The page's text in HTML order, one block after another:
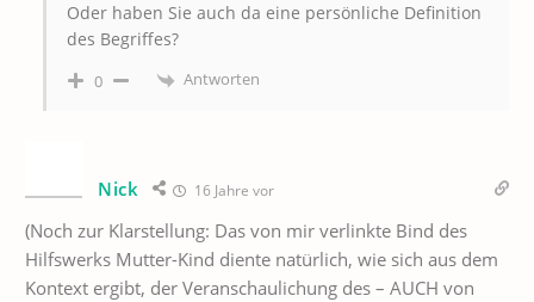
Oder haben Sie auch da eine persönliche Definition
des Begriffes?
0 Antworten
Nick 16 Jahre vor
(Noch zur Klarstellung: Das von mir verlinkte Bind des
Hilfswerks Mutter-Kind diente natürlich, wie sich aus dem
Kontext ergibt, der Veranschaulichung des – AUCH von